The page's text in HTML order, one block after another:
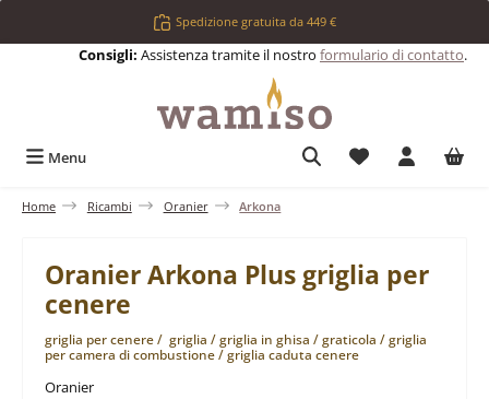
Passa al contenuto principaleSpedizione gratuita da 449 €
Consigli: Assistenza tramite il nostro formulario di contatto.
Menu Hai 0 articoli
Home Ricambi Oranier Arkona
Oranier Arkona Plus griglia per
cenere
griglia per cenere / griglia / griglia in ghisa / graticola / griglia
per camera di combustione / griglia caduta cenere
Oranier